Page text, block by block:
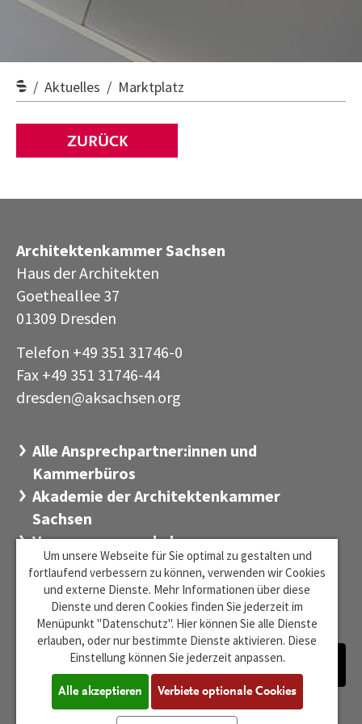
Aktuelles Marktplatz
ZURÜCK
Architektenkammer Sachsen
Haus der Architekten
Goetheallee 37
01309 Dresden
Telefon +49 351 31746-0
Fax +49 351 31746-44
dresden@aksachsen·org
Alle Ansprechpartner:innen und
Kammerbüros
Akademie der Architektenkammer
Sachsen
Versorgungswerk der
Architektenkammer Sachsen
Stiftung Sächsischer Architekten
Zentrum für Baukultur Sachsen
Impressum Datenschutz
Um unsere Webseite für Sie optimal zu gestalten und
fortlaufend verbessern zu können, verwenden wir Cookies
und externe Dienste. Mehr Informationen über diese
Dienste und deren Cookies finden Sie jederzeit im
Menüpunkt "Datenschutz". Hier können Sie alle Dienste
erlauben, oder nur bestimmte Dienste aktivieren. Diese
Einstellung können Sie jederzeit anpassen.
Alle akzeptieren Verbiete optionale Cookies